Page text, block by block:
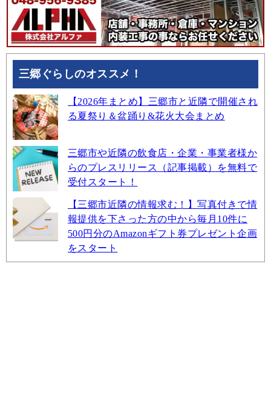
三郷ぐらしのオススメ！
【2026年まとめ】三郷市と近隣で開催され
る夏祭り＆盆踊り&花火大会まとめ
三郷市や近隣の飲食店・企業・事業者様か
らのプレスリリース（記事掲載）を無料で
受付スタート！
【三郷市近隣の情報求む！】写真付きで情
報提供を下さった方の中から毎月10件に
500円分のAmazonギフト券プレゼント企画
をスタート